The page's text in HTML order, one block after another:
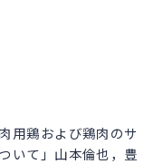
用鶏および鶏肉のサ
いて」山本倫也，豊